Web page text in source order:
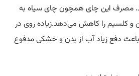
مصرف این چای همچون چای سیاه به
و کلسیم را کاهش می‌دهد.زیاده روی در
دفع زیاد آب از بدن و خشکی مدفوع